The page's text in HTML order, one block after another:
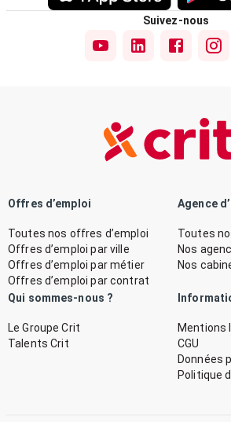
Suivez-nous
Offres d’emploi
Toutes nos offres d’emploi
Offres d’emploi par ville
Offres d’emploi par métier
Offres d’emploi par contrat
Agence
Toutes
Nos
Nos
Qui sommes-nous ?
Le Groupe Crit
Talents Crit
Mentions
CGU
Données
Politique